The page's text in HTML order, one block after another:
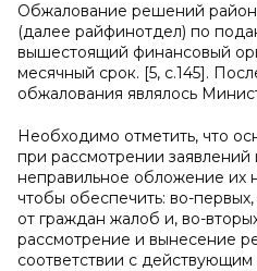
Обжалование решений
(далее райфинотдел) по
вышестоящий финансовый
месячный срок. [5, с.145].
обжалования являлось
Необходимо отметить, что
при рассмотрении
неправильное обложение их
чтобы обеспечить: во-
от граждан жалоб и, во-
рассмотрение и вынесение
соответствии с действующим